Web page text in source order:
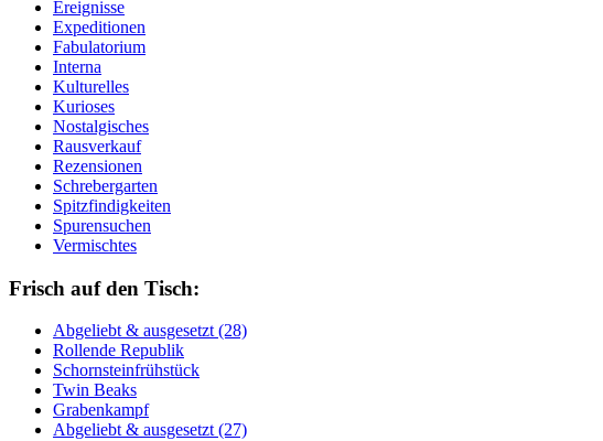
Ereignisse
Expeditionen
Fabulatorium
Interna
Kulturelles
Kurioses
Nostalgisches
Rausverkauf
Rezensionen
Schrebergarten
Spitzfindigkeiten
Spurensuchen
Vermischtes
Frisch auf den Tisch:
Ab­ge­liebt & aus­ge­setzt (28)
Rol­len­de Re­pu­blik
Schorn­stein­früh­stück
Twin Beaks
Gra­ben­kampf
Ab­ge­liebt & aus­ge­setzt (27)